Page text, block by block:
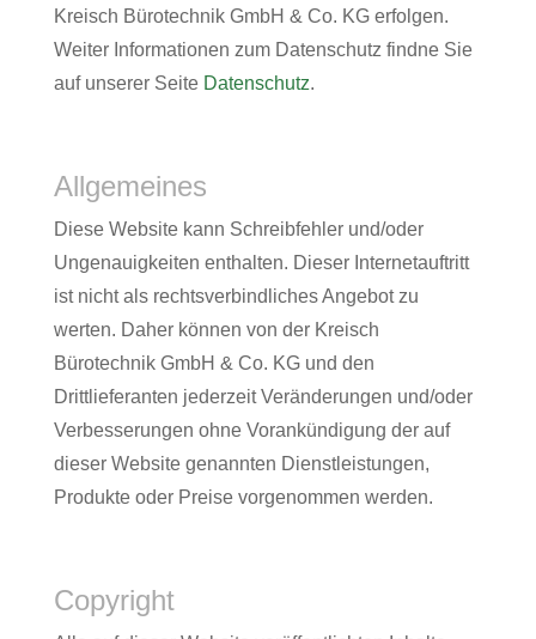
Kreisch Bürotechnik GmbH & Co. KG erfolgen.
Weiter Informationen zum Datenschutz findne Sie
auf unserer Seite Datenschutz.
Allgemeines
Diese Website kann Schreibfehler und/oder
Ungenauigkeiten enthalten. Dieser Internetauftritt
ist nicht als rechtsverbindliches Angebot zu
werten. Daher können von der Kreisch
Bürotechnik GmbH & Co. KG und den
Drittlieferanten jederzeit Veränderungen und/oder
Verbesserungen ohne Vorankündigung der auf
dieser Website genannten Dienstleistungen,
Produkte oder Preise vorgenommen werden.
Copyright